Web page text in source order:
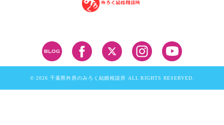
© 2026 千葉県外房のみろく結婚相談所 ALL RIGHTS RESERVED.